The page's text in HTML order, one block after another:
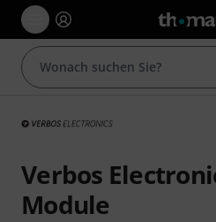
Verbos
Module